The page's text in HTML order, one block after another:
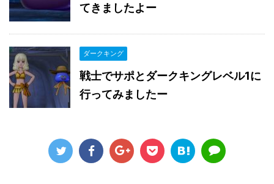
てきましたよー
ダークキング
戦士でサポとダークキングレベル1に
行ってみましたー